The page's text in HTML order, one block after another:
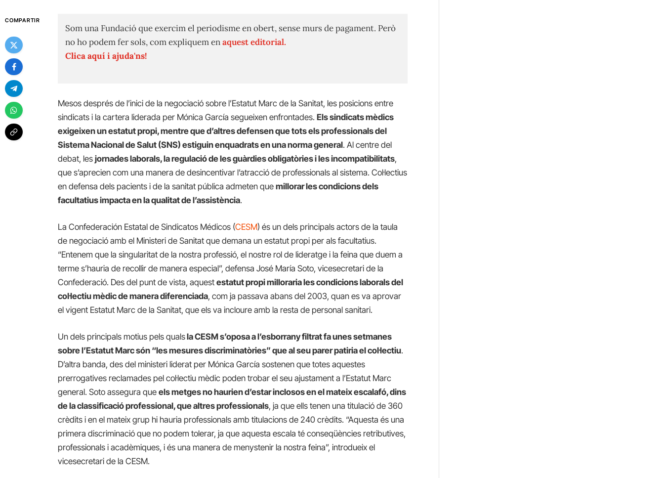
COMPARTIR
Som una Fundació que exercim el periodisme en obert, sense murs de pagament. Però
no ho podem fer sols, com expliquem enaquest editorial.
Clica aquí i ajuda'ns!
Mesos després de l’inici de la negociació sobre l’Estatut Marc de la Sanitat, les posicions entre
sindicats i la cartera liderada per Mónica García segueixen enfrontades.Els sindicats mèdics
exigeixen un estatut propi, mentre que d’altres defensen que tots els professionals del
Sistema Nacional de Salut (SNS) estiguin enquadrats en una norma general. Al centre del
debat, lesjornades laborals, la regulació de les guàrdies obligatòries i les incompatibilitats,
que s’aprecien com una manera de desincentivar l’atracció de professionals al sistema. Col·lectius
en defensa dels pacients i de la sanitat pública admeten quemillorar les condicions dels
facultatius impacta en la qualitat de l’assistència.
La Confederación Estatal de Sindicatos Médicos (CESM) és un dels principals actors de la taula
de negociació amb el Ministeri de Sanitat que demana un estatut propi per als facultatius.
“Entenem que la singularitat de la nostra professió, el nostre rol de lideratge i la feina que duem a
terme s’hauria de recollir de manera especial”, defensa José María Soto, vicesecretari de la
Confederació. Des del punt de vista, aquestestatut propi milloraria les condicions laborals del
col·lectiu mèdic de manera diferenciada, com ja passava abans del 2003, quan es va aprovar
el vigent Estatut Marc de la Sanitat, que els va incloure amb la resta de personal sanitari.
Un dels principals motius pels qualsla CESM s’oposa a l’esborrany filtrat fa unes setmanes
sobre l’Estatut Marc són “les mesures discriminatòries” que al seu parer patiria el col·lectiu.
D’altra banda, des del ministeri liderat per Mónica García sostenen que totes aquestes
prerrogatives reclamades pel col·lectiu mèdic poden trobar el seu ajustament a l’Estatut Marc
general. Soto assegura queels metges no haurien d’estar inclosos en el mateix escalafó, dins
de la classificació professional, que altres professionals, ja que ells tenen una titulació de 360 ​​
crèdits i en el mateix grup hi hauria professionals amb titulacions de 240 crèdits. “Aquesta és una
primera discriminació que no podem tolerar, ja que aquesta escala té conseqüències retributives,
professionals i acadèmiques, i és una manera de menystenir la nostra feina”, introdueix el
vicesecretari de la CESM.